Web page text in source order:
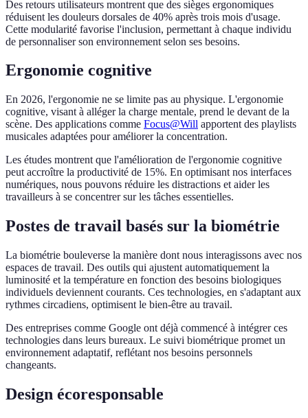
Des retours utilisateurs montrent que des sièges ergonomiques
réduisent les douleurs dorsales de 40% après trois mois d'usage.
Cette modularité favorise l'inclusion, permettant à chaque individu
de personnaliser son environnement selon ses besoins.
Ergonomie cognitive
En 2026, l'ergonomie ne se limite pas au physique. L'ergonomie
cognitive, visant à alléger la charge mentale, prend le devant de la
scène. Des applications comme Focus@Will apportent des playlists
musicales adaptées pour améliorer la concentration.
Les études montrent que l'amélioration de l'ergonomie cognitive
peut accroître la productivité de 15%. En optimisant nos interfaces
numériques, nous pouvons réduire les distractions et aider les
travailleurs à se concentrer sur les tâches essentielles.
Postes de travail basés sur la biométrie
La biométrie bouleverse la manière dont nous interagissons avec nos
espaces de travail. Des outils qui ajustent automatiquement la
luminosité et la température en fonction des besoins biologiques
individuels deviennent courants. Ces technologies, en s'adaptant aux
rythmes circadiens, optimisent le bien-être au travail.
Des entreprises comme Google ont déjà commencé à intégrer ces
technologies dans leurs bureaux. Le suivi biométrique promet un
environnement adaptatif, reflétant nos besoins personnels
changeants.
Design écoresponsable